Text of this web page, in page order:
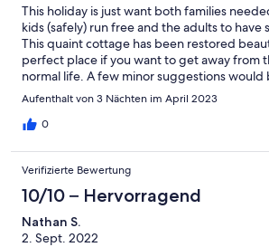
This holiday is just want both families
kids (safely) run free and the adults to
This quaint cottage has been restored
perfect place if you want to get away from
normal life. A few minor suggestions would
mattress toppers for the bed (they were a
internet was quite slow to load. Would
DVD's if you want to give the kids some
Aufenthalt von 3 Nächten im April 2023
0
Verifizierte Bewertung
10/10 – Hervorragend
Nathan S.
2. Sept. 2022